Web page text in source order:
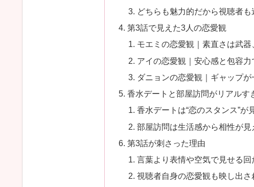
どちらも魅力的だから視聴者も
第3話で見えた3人の恋愛観
モエミの恋愛観｜素直さは武
アイの恋愛観｜安心感と包容力
ダニョンの恋愛観｜ギャップ
香水デートと部屋訪問がリアルす
香水デートは“恋のスタンス”が
部屋訪問は生活感から相性が見
第3話が刺さった理由
言葉より表情や空気で見せる回
視聴者自身の恋愛観も映し出さ